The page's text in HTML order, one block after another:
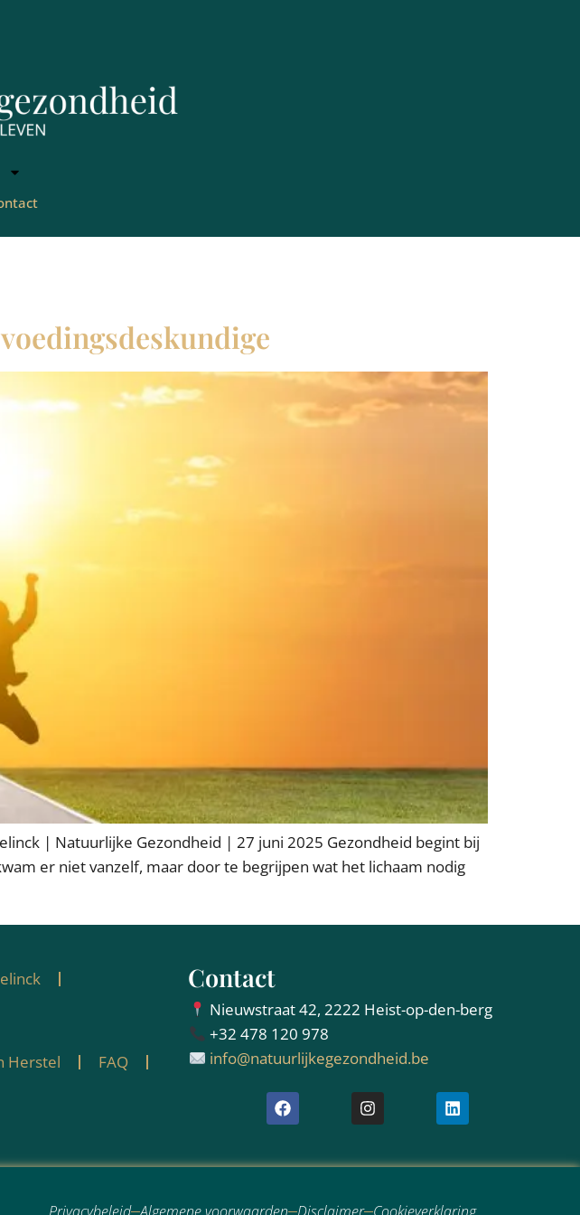
| Natuurlijke Gezondheid | 27 juni 2025 Gezondheid begint bij
er niet vanzelf, maar door te begrijpen wat het lichaam nodig
Herstel
FAQ
Contact
Nieuwstraat 42, 2222 Heist-op-den-berg
+32 478 120 978
info@natuurlijkegezondheid.be